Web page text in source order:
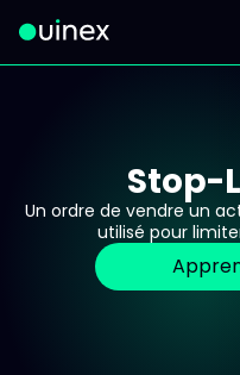
Ceci est le logo et, si
Stop-
Un ordre de vendre un
utilisé pour